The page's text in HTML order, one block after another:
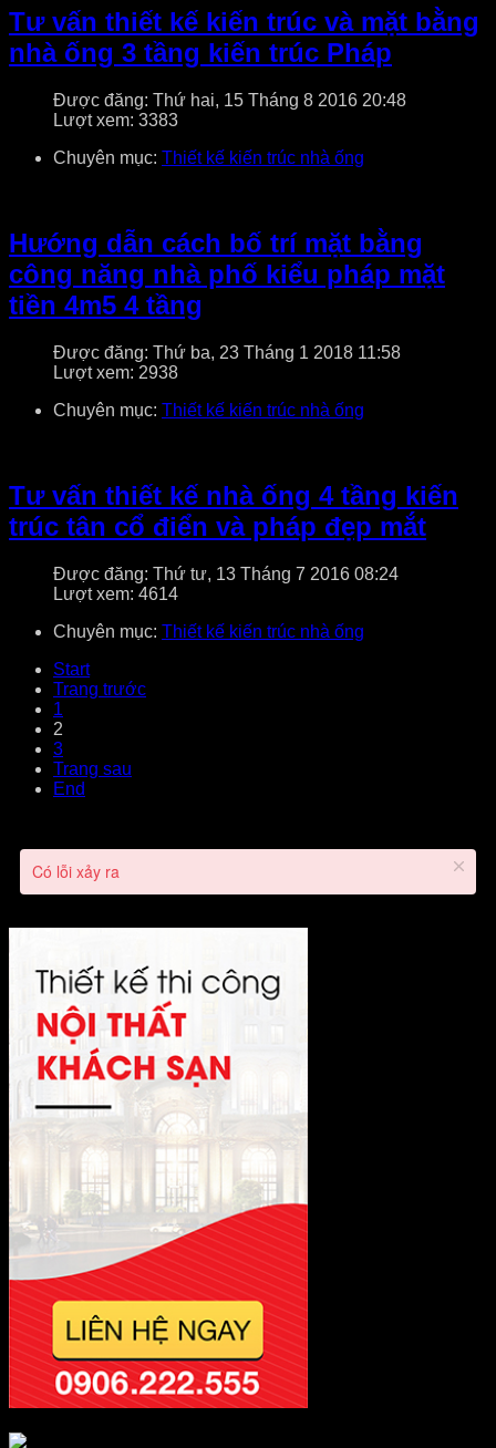
Tư vấn thiết kế kiến trúc và mặt bằng
nhà ống 3 tầng kiến trúc Pháp
Được đăng: Thứ hai, 15 Tháng 8 2016 20:48
Lượt xem: 3383
Chuyên mục: Thiết kế kiến trúc nhà ống
Hướng dẫn cách bố trí mặt bằng
công năng nhà phố kiểu pháp mặt
tiền 4m5 4 tầng
Được đăng: Thứ ba, 23 Tháng 1 2018 11:58
Lượt xem: 2938
Chuyên mục: Thiết kế kiến trúc nhà ống
Tư vấn thiết kế nhà ống 4 tầng kiến
trúc tân cổ điển và pháp đẹp mắt
Được đăng: Thứ tư, 13 Tháng 7 2016 08:24
Lượt xem: 4614
Chuyên mục: Thiết kế kiến trúc nhà ống
Start
Trang trước
1
2
3
Trang sau
End
Có lỗi xảy ra